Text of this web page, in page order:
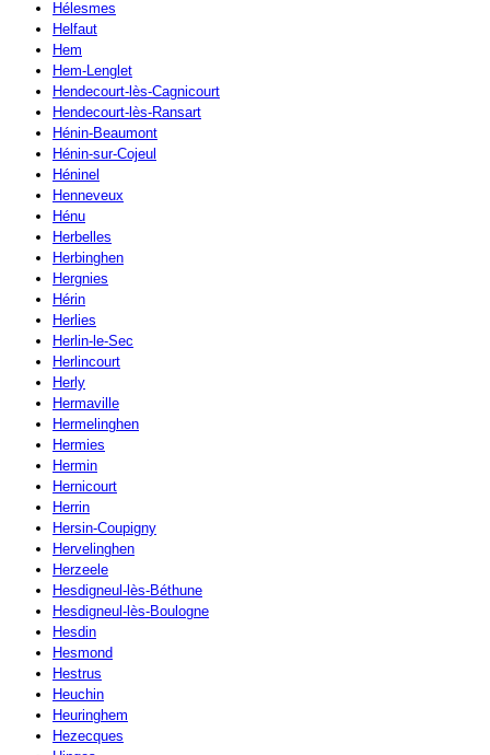
Hélesmes
Helfaut
Hem
Hem-Lenglet
Hendecourt-lès-Cagnicourt
Hendecourt-lès-Ransart
Hénin-Beaumont
Hénin-sur-Cojeul
Héninel
Henneveux
Hénu
Herbelles
Herbinghen
Hergnies
Hérin
Herlies
Herlin-le-Sec
Herlincourt
Herly
Hermaville
Hermelinghen
Hermies
Hermin
Hernicourt
Herrin
Hersin-Coupigny
Hervelinghen
Herzeele
Hesdigneul-lès-Béthune
Hesdigneul-lès-Boulogne
Hesdin
Hesmond
Hestrus
Heuchin
Heuringhem
Hezecques